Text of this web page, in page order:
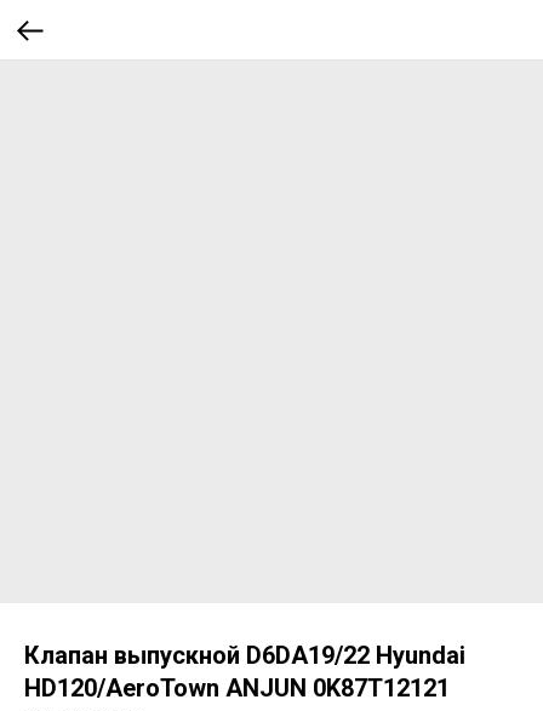
Клапан выпускной D6DA19/22 Hyundai
HD120/AeroTown ANJUN 0K87T12121